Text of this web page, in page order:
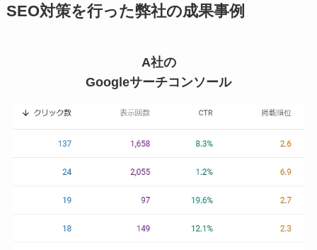
SEO対策を行った弊社の成果事例
A社の
Googleサーチコンソール